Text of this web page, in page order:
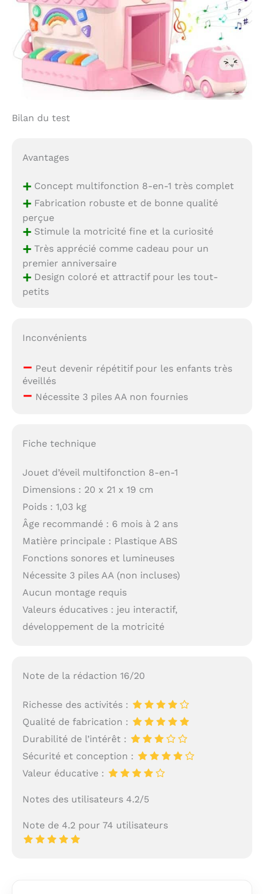
Bilan du test
Avantages
+Concept multifonction 8-en-1 très complet
+Fabrication robuste et de bonne qualité
perçue
+Stimule la motricité fine et la curiosité
+Très apprécié comme cadeau pour un
premier anniversaire
+Design coloré et attractif pour les tout-
petits
Inconvénients
– Peut devenir répétitif pour les enfants très
éveillés
– Nécessite 3 piles AA non fournies
Fiche technique
Jouet d’éveil multifonction 8-en-1
Dimensions : 20 x 21 x 19 cm
Poids : 1,03 kg
Âge recommandé : 6 mois à 2 ans
Matière principale : Plastique ABS
Fonctions sonores et lumineuses
Nécessite 3 piles AA (non incluses)
Aucun montage requis
Valeurs éducatives : jeu interactif,
développement de la motricité
Note de la rédaction 16/20
Richesse des activités :
Qualité de fabrication :
Durabilité de l’intérêt :
Sécurité et conception :
Valeur éducative :
Notes des utilisateurs 4.2/5
Note de 4.2 pour 74 utilisateurs